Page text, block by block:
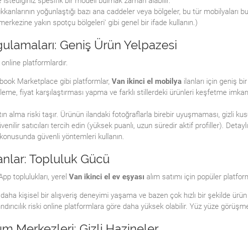
yoğunlaştığı bazı ana caddeler veya bölgeler, bu tür mobilyaları
yakın spotçu bölgeleri' gibi genel bir ifade kullanın.)
Geniş Ürün Yelpazesi
platformlardır.
Marketplace gibi platformlar, Van ikinci el mobilya ilanları için geniş
fiyat karşılaştırması yapma ve farklı stillerdeki ürünleri keşfetme
alma riski taşır. Ürünün ilandaki fotoğraflarla birebir uyuşmaması, gizli
satıcıları tercih edin (yüksek puanlı, uzun süredir aktif profiller).
güvenli yöntemleri kullanın.
Topluluk Gücü
toplulukları, yerel Van ikinci el ev eşyası alım satımı için popüler
kişisel bir alışveriş deneyimi yaşama ve bazen çok hızlı bir şekilde
riski online platformlara göre daha yüksek olabilir. Yüz yüze